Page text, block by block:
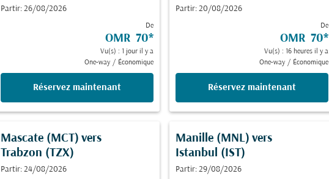
Partir: 26/08/2026
De
OMR 70*
Vu(s) : 1 jour il y a
One-way / Économique
Réservez maintenant
Partir: 20/08/2026
De
OMR 70*
Vu(s) : 16 heures il y a
One-way / Économique
Réservez maintenant
Mascate (MCT) vers
Trabzon (TZX)
Partir: 24/08/2026
Manille (MNL) vers
Istanbul (IST)
Partir: 29/08/2026